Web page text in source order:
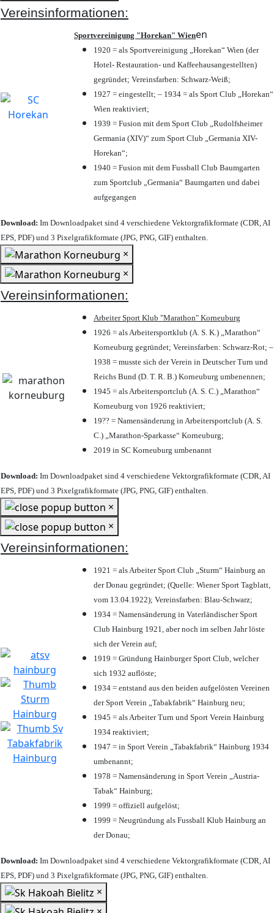
Vereinsinformationen:
Sportvereinigung "Horekan" Wienen
1920 = als Sportvereinigung „Horekan“ Wien (der
Hotel- Restauration- und Kaffeehausangestellten)
gegründet; Vereinsfarben: Schwarz-Weiß;
1927 = eingestellt; – 1934 = als Sport Club „Horekan“
Wien reaktiviert;
1939 = Fusion mit dem Sport Club „Rudolfsheimer
Germania (XIV)“ zum Sport Club „Germania XIV-
Horekan“;
1940 = Fusion mit dem Fussball Club Baumgarten
zum Sportclub „Germania“ Baumgarten und dabei
aufgegangen
Download: Im Downloadpaket sind 4 verschiedene Vektorgrafikformate (CDR, AI
EPS, PDF) und 3 Pixelgrafikformate (JPG, PNG, GIF) enthalten.
×
×
Vereinsinformationen:
Arbeiter Sport Klub "Marathon" Korneuburg
1926 = als Arbeitersportklub (A. S. K.) „Marathon“
Korneuburg gegründet; Vereinsfarben: Schwarz-Rot; –
1938 = musste sich der Verein in Deutscher Turn und
Reichs Bund (D. T. R. B.) Korneuburg umbenennen;
1945 = als Arbeitersportclub (A. S. C.) „Marathon“
Korneuburg von 1926 reaktiviert;
19?? = Namensänderung in Arbeitersportclub (A. S.
C.) „Marathon-Sparkasse“ Korneuburg;
2019 in SC Korneuburg umbenannt
Download: Im Downloadpaket sind 4 verschiedene Vektorgrafikformate (CDR, AI
EPS, PDF) und 3 Pixelgrafikformate (JPG, PNG, GIF) enthalten.
×
×
Vereinsinformationen:
1921 = als Arbeiter Sport Club „Sturm“ Hainburg an
der Donau gegründet; (Quelle: Wiener Sport Tagblatt,
vom 13.04.1922); Vereinsfarben: Blau-Schwarz;
1934 = Namensänderung in Vaterländischer Sport
Club Hainburg 1921, aber noch im selben Jahr löste
sich der Verein auf;
1919 = Gründung Hainburger Sport Club, welcher
sich 1932 auflöste;
1934 = entstand aus den beiden aufgelösten Vereinen
der Sport Verein „Tabakfabrik“ Hainburg neu;
1945 = als Arbeiter Turn und Sport Verein Hainburg
1934 reaktiviert;
1947 = in Sport Verein „Tabakfabrik“ Hainburg 1934
umbenannt;
1978 = Namensänderung in Sport Verein „Austria-
Tabak“ Hainburg;
1999 = offiziell aufgelöst;
1999 = Neugründung als Fussball Klub Hainburg an
der Donau;
Download: Im Downloadpaket sind 4 verschiedene Vektorgrafikformate (CDR, AI
EPS, PDF) und 3 Pixelgrafikformate (JPG, PNG, GIF) enthalten.
×